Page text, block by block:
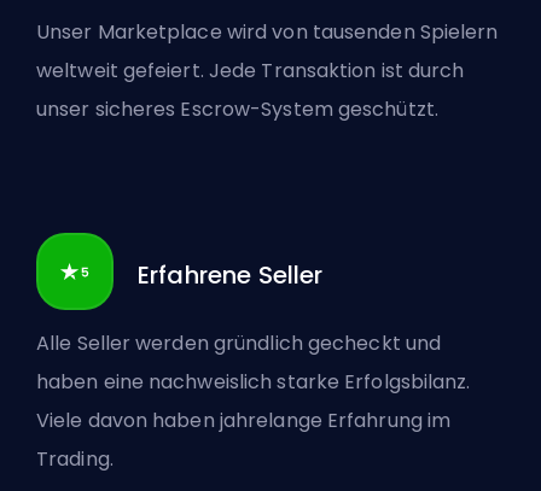
Unser Marketplace wird von tausenden Spielern
weltweit gefeiert. Jede Transaktion ist durch
unser sicheres Escrow-System geschützt.
Erfahrene Seller
Alle Seller werden gründlich gecheckt und
haben eine nachweislich starke Erfolgsbilanz.
Viele davon haben jahrelange Erfahrung im
Trading.